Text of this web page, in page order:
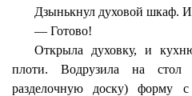
Дзынькнул духовой шкаф.
— Готово!
Открыла духовку, и
плоти. Водрузила на стол
разделочную доску) форму